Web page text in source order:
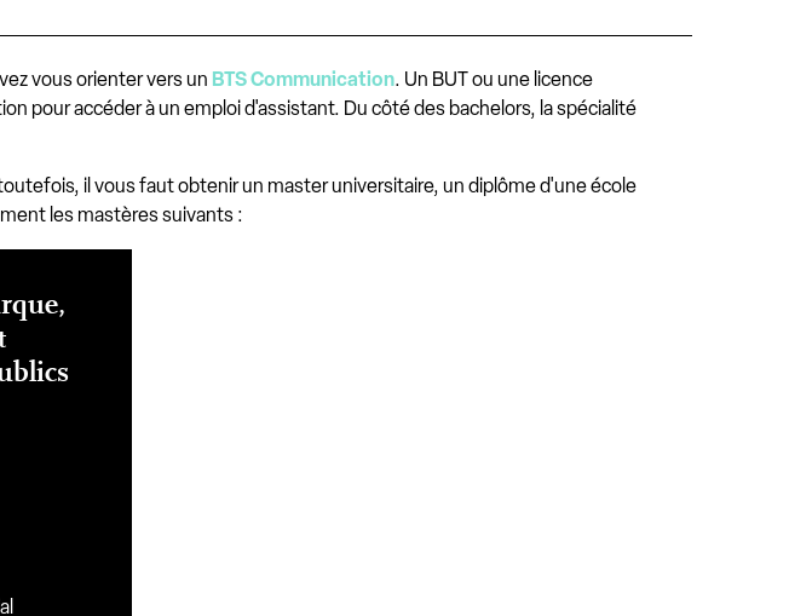
vous orienter vers un BTS Communication. Un BUT ou une licence
pour accéder à un emploi d'assistant. Du côté des bachelors, la spécialité
il vous faut obtenir un master universitaire, un diplôme d'une école
les mastères suivants :